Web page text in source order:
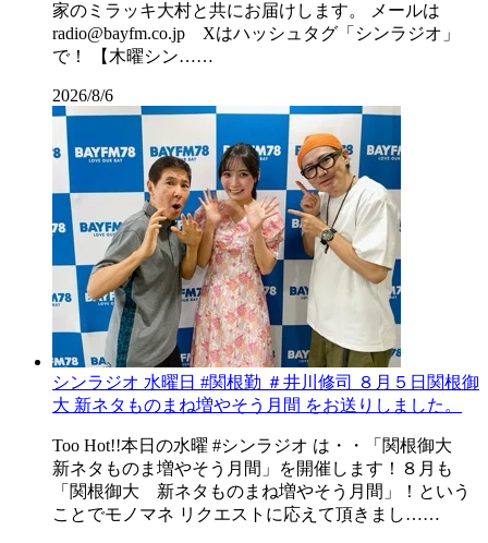
家のミラッキ大村と共にお届けします。 メールは
radio@bayfm.co.jp Xはハッシュタグ「シンラジオ」
で！ 【木曜シン……
2026/8/6
シンラジオ 水曜日 #関根勤 ＃井川修司 ８月５日関根御
大 新ネタものまね増やそう月間 をお送りしました。
Too Hot!!本日の水曜 #シンラジオ は・・「関根御大
新ネタものま増やそう月間」を開催します！８月も
「関根御大 新ネタものまね増やそう月間」！という
ことでモノマネ リクエストに応えて頂きまし……